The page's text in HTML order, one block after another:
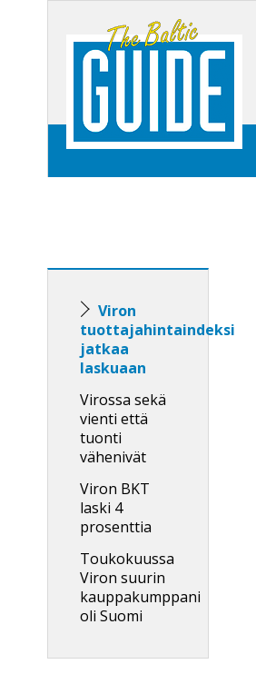
Viron
tuottajahintaindeksi
jatkaa
laskuaan
Virossa sekä
vienti että
tuonti
vähenivät
Viron BKT
laski 4
prosenttia
Toukokuussa
Viron suurin
kauppakumppani
oli Suomi